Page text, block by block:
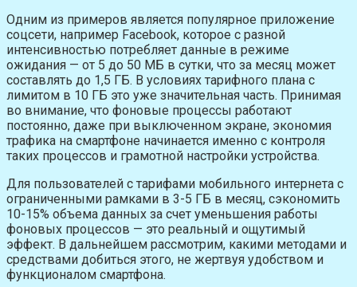
Одним из примеров является популярное приложение
соцсети, например Facebook, которое с разной
интенсивностью потребляет данные в режиме
ожидания — от 5 до 50 МБ в сутки, что за месяц может
составлять до 1,5 ГБ. В условиях тарифного плана с
лимитом в 10 ГБ это уже значительная часть. Принимая
во внимание, что фоновые процессы работают
постоянно, даже при выключенном экране, экономия
трафика на смартфоне начинается именно с контроля
таких процессов и грамотной настройки устройства.
Для пользователей с тарифами мобильного интернета с
ограниченными рамками в 3-5 ГБ в месяц, cэкономить
10-15% объема данных за счет уменьшения работы
фоновых процессов — это реальный и ощутимый
эффект. В дальнейшем рассмотрим, какими методами и
средствами добиться этого, не жертвуя удобством и
функционалом смартфона.